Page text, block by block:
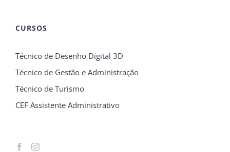
CURSOS
Técnico de Desenho Digital 3D
Técnico de Gestão e Administração
Técnico de Turismo
CEF Assistente Administrativo